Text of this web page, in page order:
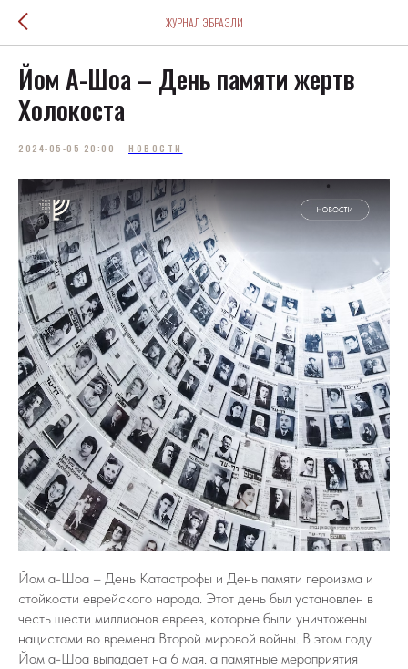
ЖУРНАЛ ЭБРАЭЛИ
Йом А-Шоа – День памяти жертв
Холокоста
2024-05-05 20:00 НОВОСТИ
Йом а-Шоа – День Катастрофы и День памяти героизма и
стойкости еврейского народа. Этот день был установлен в
честь шести миллионов евреев, которые были уничтожены
нацистами во времена Второй мировой войны. В этом году
Йом а-Шоа выпадает на 6 мая. а памятные мероприятия